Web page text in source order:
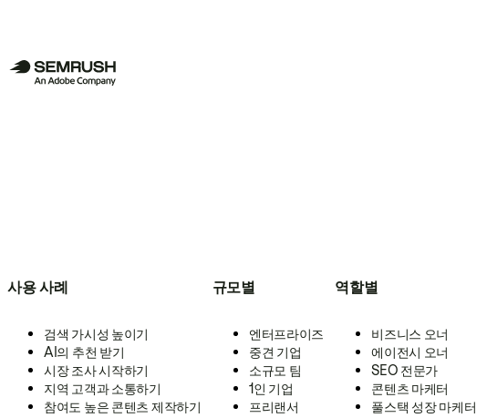
사용 사례
검색 가시성 높이기
AI의 추천 받기
시장 조사 시작하기
지역 고객과 소통하기
참여도 높은 콘텐츠 제작하기
규모별
엔터프라이즈
중견 기업
소규모 팀
1인 기업
프리랜서
역할별
비즈니스 오너
에이전시 오너
SEO 전문가
콘텐츠 마케터
풀스택 성장 마케터